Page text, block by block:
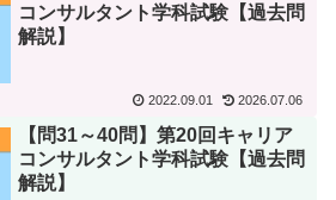
コンサルタント学科試験【過去問
解説】
2022.09.01 2026.07.06
【問31～40問】第20回キャリア
コンサルタント学科試験【過去問
解説】